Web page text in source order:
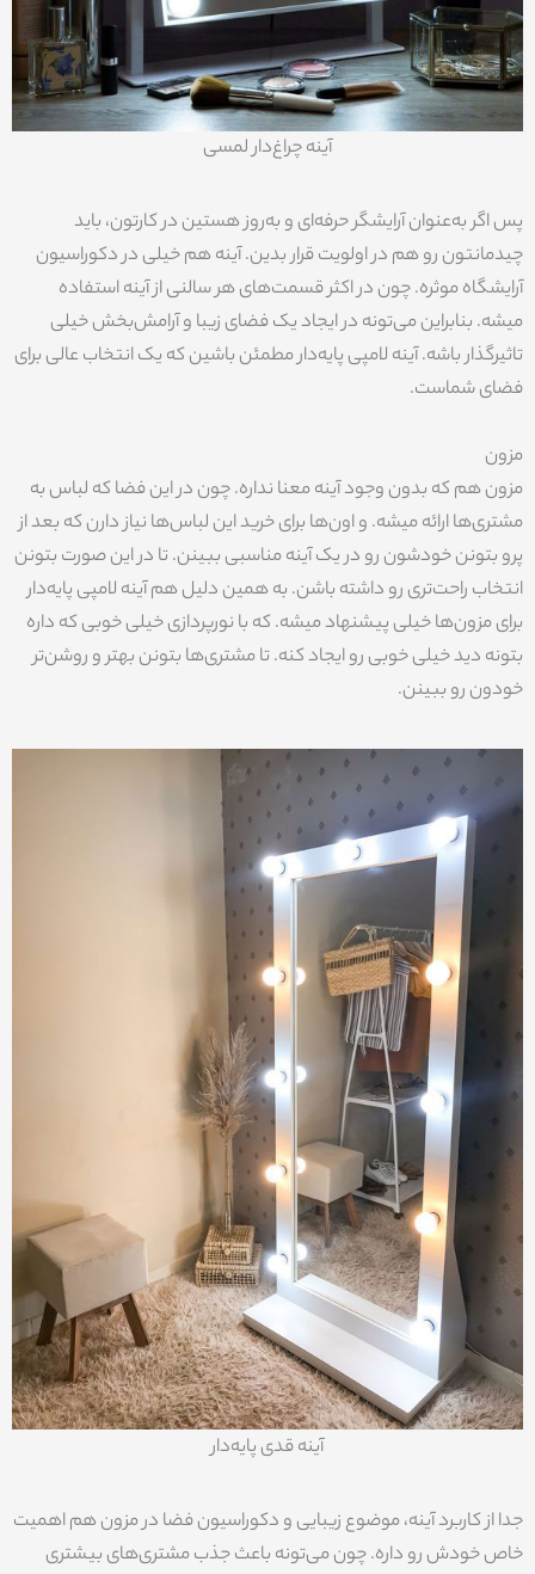
آینه چراغ‌دار لمسی
پس اگر به‌عنوان آرایشگر حرفه‌ای و به‌روز هستین در کارتون، باید
چیدمانتون رو هم در اولویت قرار بدین. آینه هم خیلی در دکوراسیون
آرایشگاه موثره. چون در اکثر قسمت‌های هر سالنی از آینه استفاده
میشه. بنابراین می‌تونه در ایجاد یک فضای زیبا و آرامش‌بخش خیلی
تاثیرگذار باشه. آینه لامپی پایه‌دار مطمئن باشین که یک انتخاب عالی برای
فضای شماست.
مزون
مزون هم که بدون وجود آینه معنا نداره. چون در این فضا که لباس به
مشتری‌ها ارائه میشه. و اون‌ها برای خرید این لباس‌ها نیاز دارن که بعد از
پرو بتونن خودشون رو در یک آینه مناسبی ببینن. تا در این صورت بتونن
انتخاب راحت‌تری رو داشته باشن. به همین دلیل هم آینه لامپی پایه‌دار
برای مزون‌ها خیلی پیشنهاد میشه. که با نورپردازی خیلی خوبی که داره
بتونه دید خیلی خوبی رو ایجاد کنه. تا مشتری‌ها بتونن بهتر و روشن‌تر
خودون رو ببینن.
آینه قدی پایه‌دار
جدا از کاربرد آینه، موضوع زیبایی و دکوراسیون فضا در مزون هم اهمیت
خاص خودش رو داره. چون می‌تونه باعث جذب مشتری‌های بیشتری